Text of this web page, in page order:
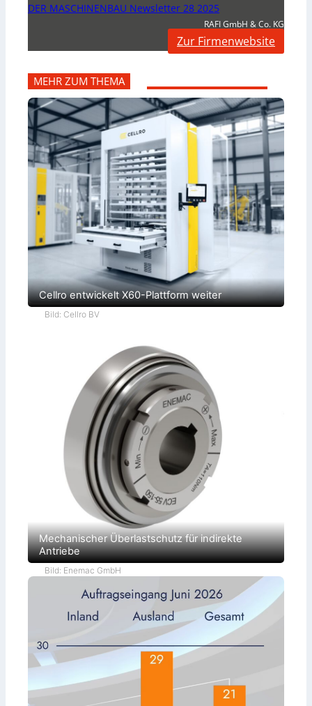
DER MASCHINENBAU Newsletter 28 2025
RAFI GmbH & Co. KG
Zur Firmenwebsite
MEHR ZUM THEMA
Cellro entwickelt X60-Plattform weiter
Bild: Cellro BV
Mechanischer Überlastschutz für indirekte
Antriebe
Bild: Enemac GmbH